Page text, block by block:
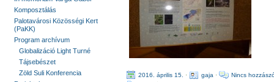
2016. április 15. · gaja ·
Nincs
Komposztálás
Palotavárosi Közösségi Kert
(PaKK)
Program archívum
Globalizáció Light Turné
Tájsebészet
Zöld Suli Konferencia